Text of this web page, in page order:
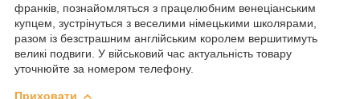
франків, познайомляться з працелюбним венеціанським
купцем, зустрінуться з веселими німецькими школярами,
разом із безстрашним англійським королем вершитимуть
великі подвиги. У військовий час актуальність товару
уточнюйте за номером телефону.
Приховати